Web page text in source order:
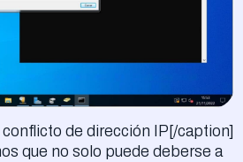
de dirección IP[/caption]
que no solo puede deberse a